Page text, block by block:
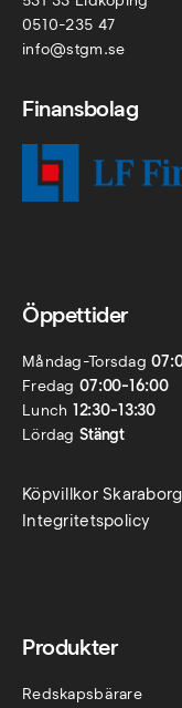
0510-235 47
info@stgm.se
Finansbolag
Öppettider
Måndag-Torsdag
Fredag 07:00-16:00
Lunch 12:30-13:30
Lördag Stängt
Köpvillkor
Integritetspolicy
Produkter
Redskapsbärare